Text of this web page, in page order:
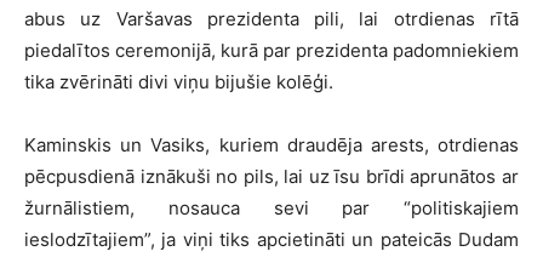
abus uz Varšavas prezidenta pili, lai otrdienas rītā
piedalītos ceremonijā, kurā par prezidenta padomniekiem
tika zvērināti divi viņu bijušie kolēģi.
Kaminskis un Vasiks, kuriem draudēja arests, otrdienas
pēcpusdienā iznākuši no pils, lai uz īsu brīdi aprunātos ar
žurnālistiem, nosauca sevi par “politiskajiem
ieslodzītajiem”, ja viņi tiks apcietināti un pateicās Dudam